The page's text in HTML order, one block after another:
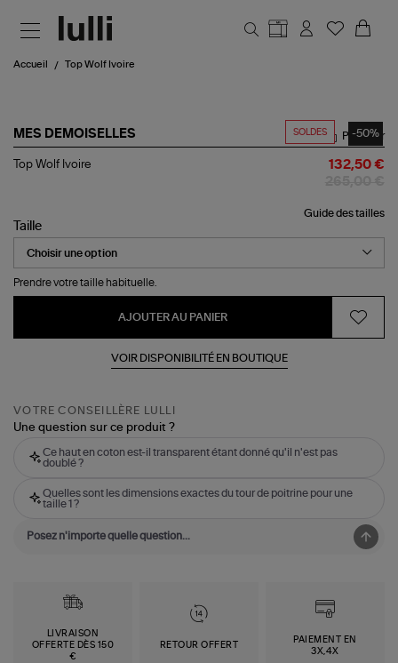
Accueil Top Wolf Ivoire
SOLDES -50%
MES DEMOISELLES
Top
Partager
Top Wolf Ivoire 132,50 €
Guide des tailles
Taille
Prendre votre taille habituelle.
AJOUTER AU PANIER
VOIR DISPONIBILITÉ EN BOUTIQUE
VOTRE CONSEILLÈRE LULLI
Une question sur ce produit ?
Ce haut en coton est-il transparent étant donné qu'il n'est pas
doublé ?
Quelles sont les dimensions exactes du tour de poitrine pour une
taille 1 ?
LIVRAISON
OFFERTE DÈS 150
€
RETOUR OFFERT
PAIEMENT EN
3X,4X